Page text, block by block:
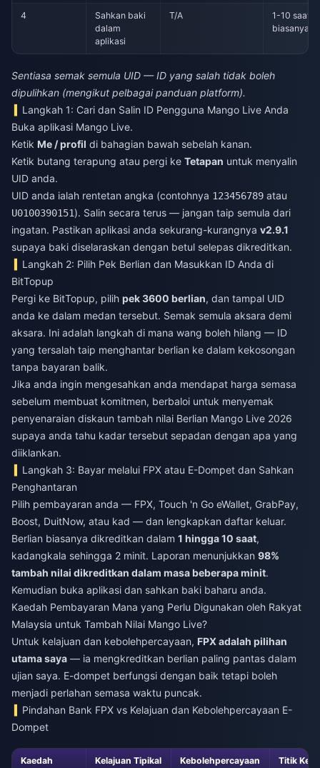
4
Sahkan baki
dalam
aplikasi
T/A
1-10 saat
biasanya
Sentiasa semak semula UID — ID yang salah tidak boleh
dipulihkan (mengikut pelbagai panduan platform).
Langkah 1: Cari dan Salin ID Pengguna Mango Live Anda
Buka aplikasi Mango Live.
Ketik Me / profil di bahagian bawah sebelah kanan.
Ketik butang terapung atau pergi ke Tetapan untuk menyalin
UID anda.
UID anda ialah rentetan angka (contohnya 123456789 atau
U0100390151). Salin secara terus — jangan taip semula dari
ingatan. Pastikan aplikasi anda sekurang-kurangnya v2.9.1
supaya baki diselaraskan dengan betul selepas dikreditkan.
Langkah 2: Pilih Pek Berlian dan Masukkan ID Anda di
BitTopup
Pergi ke BitTopup, pilih pek 3600 berlian, dan tampal UID
anda ke dalam medan tersebut. Semak semula aksara demi
aksara. Ini adalah langkah di mana wang boleh hilang — ID
yang tersalah taip menghantar berlian ke dalam kekosongan
tanpa bayaran balik.
Jika anda ingin mengesahkan anda mendapat harga semasa
sebelum membuat komitmen, berbaloi untuk menyemak
penyenaraian diskaun tambah nilai Berlian Mango Live 2026
supaya anda tahu kadar tersebut sepadan dengan apa yang
diiklankan.
Langkah 3: Bayar melalui FPX atau E-Dompet dan Sahkan
Penghantaran
Pilih pembayaran anda — FPX, Touch 'n Go eWallet, GrabPay,
Boost, DuitNow, atau kad — dan lengkapkan daftar keluar.
Berlian biasanya dikreditkan dalam 1 hingga 10 saat,
kadangkala sehingga 2 minit. Laporan menunjukkan 98%
tambah nilai dikreditkan dalam masa beberapa minit.
Kemudian buka aplikasi dan sahkan baki baharu anda.
Kaedah Pembayaran Mana yang Perlu Digunakan oleh Rakyat
Malaysia untuk Tambah Nilai Mango Live?
Untuk kelajuan dan kebolehpercayaan, FPX adalah pilihan
utama saya — ia mengkreditkan berlian paling pantas dalam
ujian saya. E-dompet berfungsi dengan baik tetapi boleh
menjadi perlahan semasa waktu puncak.
Pindahan Bank FPX vs Kelajuan dan Kebolehpercayaan E-
Dompet
Kaedah Kelajuan Tipikal Kebolehpercayaan Titik